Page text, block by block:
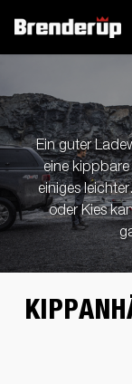
Ein guter
eine
einiges
oder Kies